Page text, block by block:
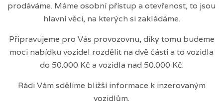
prodáváme. Máme osobní přístup a otevřenost, to jsou
hlavní věci, na kterých si zakládáme.
Připravujeme pro Vás provozovnu, díky tomu budeme
moci nabídku vozidel rozdělit na dvě části a to vozidla
do 50.000 Kč a vozidla nad 50.000 Kč.
Rádi Vám sdělíme bližší informace k inzerovaným
vozidlům.